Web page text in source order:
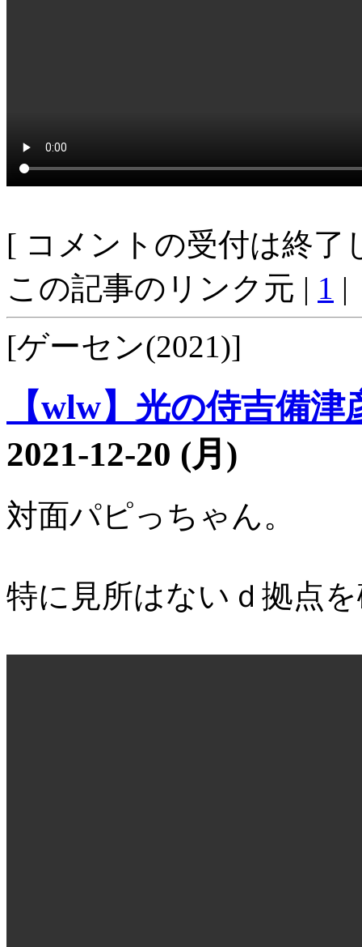
[ コメントの受付は終了
この記事のリンク元 | 1 |
[ゲーセン(2021)]
【wlw】光の侍吉備
2021-12-20 (月)
対面パピっちゃん。
特に見所はないｄ拠点